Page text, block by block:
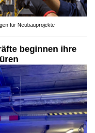
für Neubauprojekte
beginnen ihre